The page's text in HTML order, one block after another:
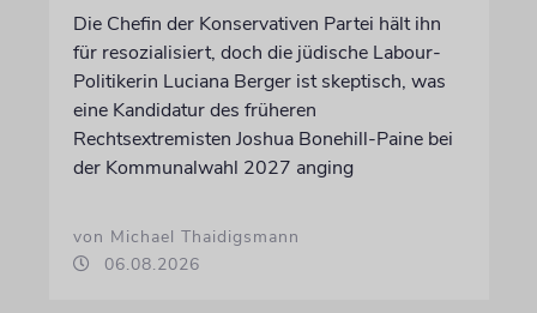
Die Chefin der Konservativen Partei hält ihn
für resozialisiert, doch die jüdische Labour-
Politikerin Luciana Berger ist skeptisch, was
eine Kandidatur des früheren
Rechtsextremisten Joshua Bonehill-Paine bei
der Kommunalwahl 2027 anging
von Michael Thaidigsmann
06.08.2026